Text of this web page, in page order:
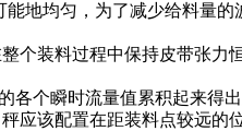
均匀，为了减少给料量的
装料过程中保持皮带张力恒
瞬时流量值累积起来得
应该配置在距装料点较远的